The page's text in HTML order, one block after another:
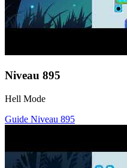
Niveau 895
Hell Mode
Guide Niveau 895